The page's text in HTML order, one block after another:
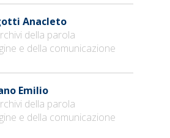
Anacleto
della parola
e della comunicazione
Emilio
della parola
e della comunicazione